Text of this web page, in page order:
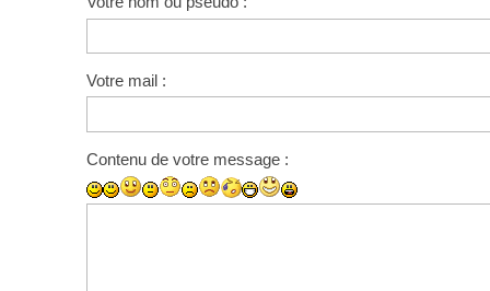
Votre mail :
Contenu de votre message :